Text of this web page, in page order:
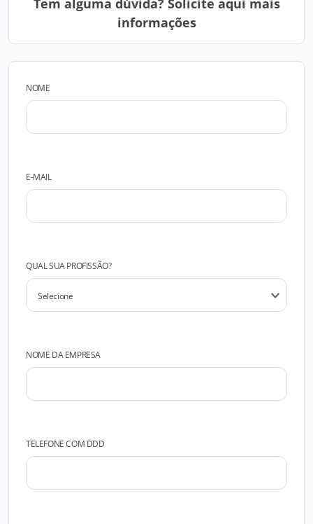
Tem alguma dúvida? Solicite aqui mais
informações
NOME
E-MAIL
QUAL SUA PROFISSÃO?
NOME DA EMPRESA
TELEFONE COM DDD